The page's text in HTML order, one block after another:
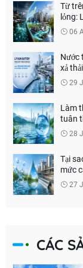
Từ
lỏng:
chi06
Nước
xả
29
Làm
tuân
28
Tại
mức
27
CÁC